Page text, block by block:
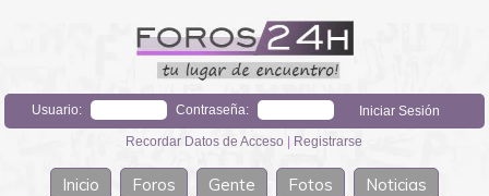
Usuario: Contraseña:
Recordar Datos de Acceso | Registrarse
Inicio Foros Gente Fotos
Noticias